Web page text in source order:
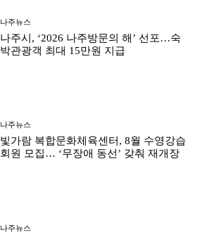
나주뉴스
나주시, ‘2026 나주방문의 해’ 선포…숙
박관광객 최대 15만원 지급
나주뉴스
빛가람 복합문화체육센터, 8월 수영강습
회원 모집… ‘무장애 동선’ 갖춰 재개장
나주뉴스